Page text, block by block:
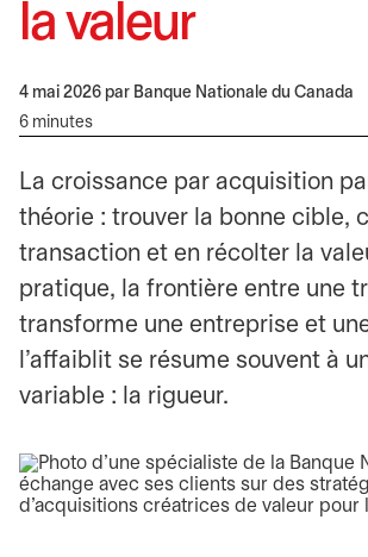
la valeur
4 mai 2026 par Banque Nationale du Canada
6 minutes
La croissance par acquisition
théorie : trouver la bonne cible,
transaction et en récolter la
pratique, la frontière entre une
transforme une entreprise et
l’affaiblit se résume souvent à
variable : la rigueur.